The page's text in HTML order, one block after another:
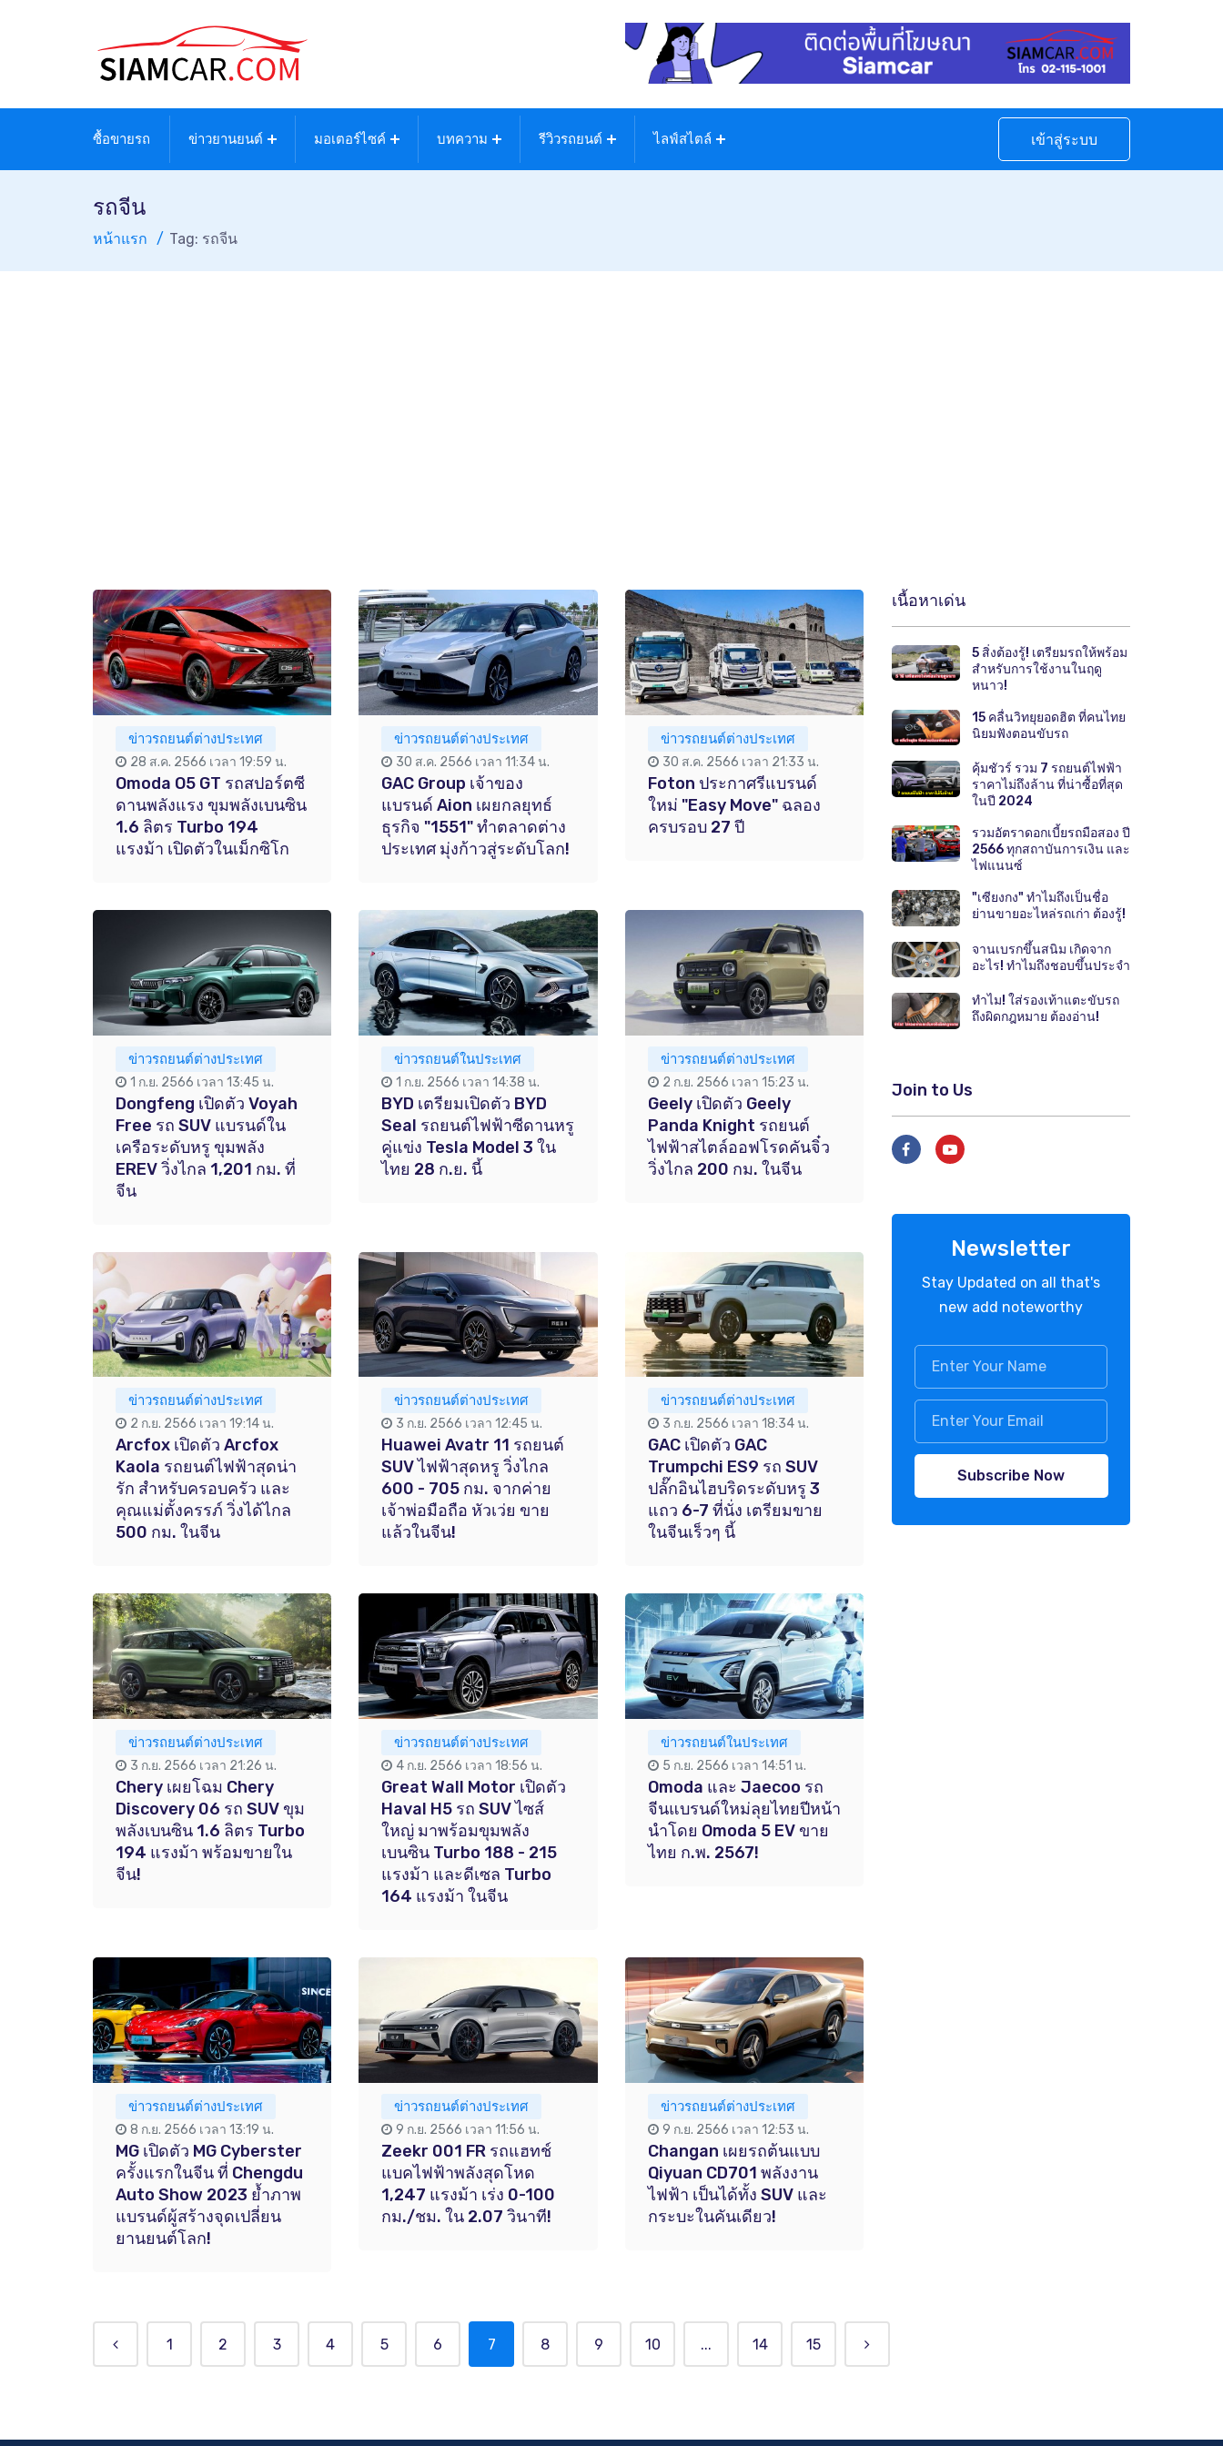
ซื้อขายรถ ข่าวยานยนต์ มอเตอร์ไซค์ บทความ รีวิวรถยนต์ ไลฟ์สไตล์ เข้าสู่ระบบ
รถจีน
หน้าแรก Tag: รถจีน
ข่าวรถยนต์ต่างประเทศ
28 ส.ค. 2566 เวลา 19:59 น.
Omoda O5 GT รถสปอร์ตซี
ดานพลังแรง ขุมพลังเบนซิน
1.6 ลิตร Turbo 194
แรงม้า เปิดตัวในเม็กซิโก
ข่าวรถยนต์ต่างประเทศ
30 ส.ค. 2566 เวลา 11:34 น.
GAC Group เจ้าของ
แบรนด์ Aion เผยกลยุทธ์
ธุรกิจ "1551" ทำตลาดต่าง
ประเทศ มุ่งก้าวสู่ระดับโลก!
ข่าวรถยนต์ต่างประเทศ
30 ส.ค. 2566 เวลา 21:33 น.
Foton ประกาศรีแบรนด์
ใหม่ "Easy Move" ฉลอง
ครบรอบ 27 ปี
ข่าวรถยนต์ต่างประเทศ
1 ก.ย. 2566 เวลา 13:45 น.
Dongfeng เปิดตัว Voyah
Free รถ SUV แบรนด์ใน
เครือระดับหรู ขุมพลัง
EREV วิ่งไกล 1,201 กม. ที่
จีน
ข่าวรถยนต์ในประเทศ
1 ก.ย. 2566 เวลา 14:38 น.
BYD เตรียมเปิดตัว BYD
Seal รถยนต์ไฟฟ้าซีดานหรู
คู่แข่ง Tesla Model 3 ใน
ไทย 28 ก.ย. นี้
ข่าวรถยนต์ต่างประเทศ
2 ก.ย. 2566 เวลา 15:23 น.
Geely เปิดตัว Geely
Panda Knight รถยนต์
ไฟฟ้าสไตล์ออฟโรดคันจิ๋ว
วิ่งไกล 200 กม. ในจีน
ข่าวรถยนต์ต่างประเทศ
2 ก.ย. 2566 เวลา 19:14 น.
Arcfox เปิดตัว Arcfox
Kaola รถยนต์ไฟฟ้าสุดน่า
รัก สำหรับครอบครัว และ
คุณแม่ตั้งครรภ์ วิ่งได้ไกล
500 กม. ในจีน
ข่าวรถยนต์ต่างประเทศ
3 ก.ย. 2566 เวลา 12:45 น.
Huawei Avatr 11 รถยนต์
SUV ไฟฟ้าสุดหรู วิ่งไกล
600 - 705 กม. จากค่าย
เจ้าพ่อมือถือ หัวเว่ย ขาย
แล้วในจีน!
ข่าวรถยนต์ต่างประเทศ
3 ก.ย. 2566 เวลา 18:34 น.
GAC เปิดตัว GAC
Trumpchi ES9 รถ SUV
ปลั๊กอินไฮบริดระดับหรู 3
แถว 6-7 ที่นั่ง เตรียมขาย
ในจีนเร็วๆ นี้
ข่าวรถยนต์ต่างประเทศ
3 ก.ย. 2566 เวลา 21:26 น.
Chery เผยโฉม Chery
Discovery 06 รถ SUV ขุม
พลังเบนซิน 1.6 ลิตร Turbo
194 แรงม้า พร้อมขายใน
จีน!
ข่าวรถยนต์ต่างประเทศ
4 ก.ย. 2566 เวลา 18:56 น.
Great Wall Motor เปิดตัว
Haval H5 รถ SUV ไซส์
ใหญ่ มาพร้อมขุมพลัง
เบนซิน Turbo 188 - 215
แรงม้า และดีเซล Turbo
164 แรงม้า ในจีน
ข่าวรถยนต์ในประเทศ
5 ก.ย. 2566 เวลา 14:51 น.
Omoda และ Jaecoo รถ
จีนแบรนด์ใหม่ลุยไทยปีหน้า
นำโดย Omoda 5 EV ขาย
ไทย ก.พ. 2567!
ข่าวรถยนต์ต่างประเทศ
8 ก.ย. 2566 เวลา 13:19 น.
MG เปิดตัว MG Cyberster
ครั้งแรกในจีน ที่ Chengdu
Auto Show 2023 ย้ำภาพ
แบรนด์ผู้สร้างจุดเปลี่ยน
ยานยนต์โลก!
ข่าวรถยนต์ต่างประเทศ
9 ก.ย. 2566 เวลา 11:56 น.
Zeekr 001 FR รถแฮทช์
แบคไฟฟ้าพลังสุดโหด
1,247 แรงม้า เร่ง 0-100
กม./ชม. ใน 2.07 วินาที!
ข่าวรถยนต์ต่างประเทศ
9 ก.ย. 2566 เวลา 12:53 น.
Changan เผยรถต้นแบบ
Qiyuan CD701 พลังงาน
ไฟฟ้า เป็นได้ทั้ง SUV และ
กระบะในคันเดียว!
1 2 3 4 5 6 7 8 9 10 ... 14 15
เนื้อหาเด่น
5 สิ่งต้องรู้! เตรียมรถให้พร้อม
สำหรับการใช้งานในฤดู
หนาว!
15 คลื่นวิทยุยอดฮิต ที่คนไทย
นิยมฟังตอนขับรถ
คุ้มชัวร์ รวม 7 รถยนต์ไฟฟ้า
ราคาไม่ถึงล้าน ที่น่าซื้อที่สุด
ในปี 2024
รวมอัตราดอกเบี้ยรถมือสอง ปี
2566 ทุกสถาบันการเงิน และ
ไฟแนนซ์
"เซียงกง" ทำไมถึงเป็นชื่อ
ย่านขายอะไหล่รถเก่า ต้องรู้!
จานเบรกขึ้นสนิม เกิดจาก
อะไร! ทำไมถึงชอบขึ้นประจำ
ทำไม! ใส่รองเท้าแตะขับรถ
ถึงผิดกฎหมาย ต้องอ่าน!
Join to Us
Newsletter
Stay Updated on all that's
new add noteworthy
Subscribe Now